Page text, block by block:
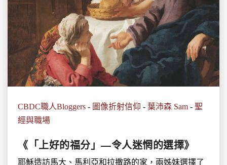
CBDC職人Bloggers - 圖像折射信仰 - 葉沛森 Sam - 聖
經與職場
《「上好的福分」—令人迷惘的選擇》
耶穌造訪馬大、馬利亞和拉撒路的家，兩姊妹選擇了